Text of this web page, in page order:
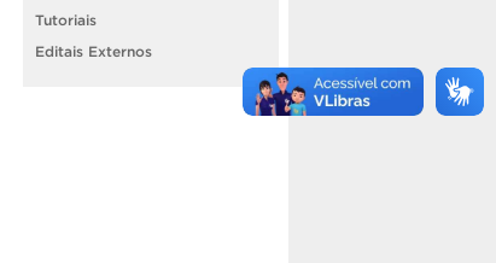
Tutoriais
Editais Externos